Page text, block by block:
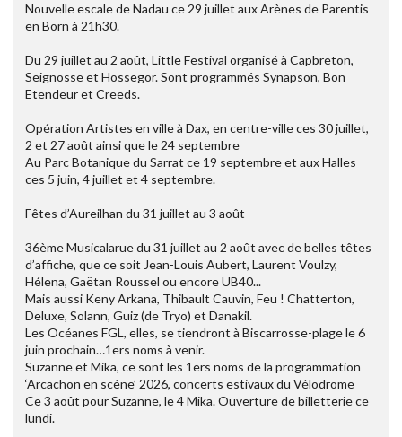
Nouvelle escale de Nadau ce 29 juillet aux Arènes de Parentis
en Born à 21h30.
Du 29 juillet au 2 août, Little Festival organisé à Capbreton,
Seignosse et Hossegor. Sont programmés Synapson, Bon
Etendeur et Creeds.
Opération Artistes en ville à Dax, en centre-ville ces 30 juillet,
2 et 27 août ainsi que le 24 septembre
Au Parc Botanique du Sarrat ce 19 septembre et aux Halles
ces 5 juin, 4 juillet et 4 septembre.
Fêtes d’Aureilhan du 31 juillet au 3 août
36ème Musicalarue du 31 juillet au 2 août avec de belles têtes
d’affiche, que ce soit Jean-Louis Aubert, Laurent Voulzy,
Hélena, Gaëtan Roussel ou encore UB40...
Mais aussi Keny Arkana, Thibault Cauvin, Feu ! Chatterton,
Deluxe, Solann, Guiz (de Tryo) et Danakil.
Les Océanes FGL, elles, se tiendront à Biscarrosse-plage le 6
juin prochain…1ers noms à venir.
Suzanne et Mika, ce sont les 1ers noms de la programmation
‘Arcachon en scène’ 2026, concerts estivaux du Vélodrome
Ce 3 août pour Suzanne, le 4 Mika. Ouverture de billetterie ce
lundi.